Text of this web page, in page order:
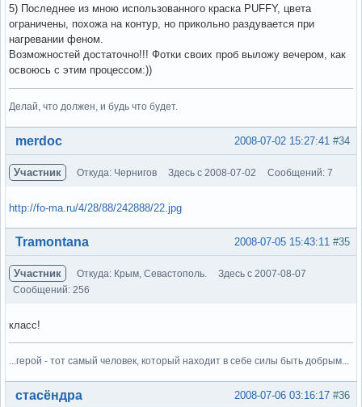
5) Последнее из мною использованного краска PUFFY, цвета
ограничены, похожа на контур, но прикольно раздувается при
нагревании феном.
Возможностей достаточно!!! Фотки своих проб выложу вечером, как
освоюсь с этим процессом:))
Делай, что должен, и будь что будет.
Вне форума #34
2008-07-02 15:27:41
merdoc
Участник Откуда: Чернигов Здесь с 2008-07-02 Сообщений: 7
http://fo-ma.ru/4/28/88/242888/22.jpg
Вне форума #35
2008-07-05 15:43:11
Tramontana
Участник Откуда: Крым, Севастополь.
Здесь с 2007-08-07
Сообщений: 256
класс!
...герой - тот самый человек, который находит в себе силы быть добрым...
Вне форума #36
2008-07-06 03:16:17
стасёндра